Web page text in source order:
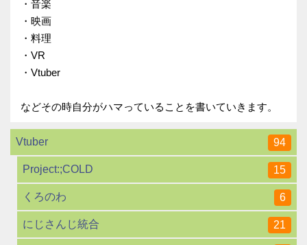
・音楽
・映画
・料理
・VR
・Vtuber
などその時自分がハマっていることを書いていきます。
Vtuber 94
Project:;COLD 15
くろのわ 6
にじさんじ統合 21